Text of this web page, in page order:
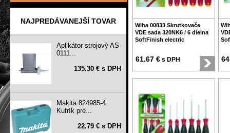
NAJPREDÁVANEJŠÍ TOVAR
Aplikátor strojový AS-
0111...
135.30 € s DPH
Makita 824985-4
Kufrík pre...
22.79 € s DPH
Wiha 00833 Skrutkovače
VDE sada 320NK6 / 6 dielna
SoftFinish electric
61.67 € s DPH